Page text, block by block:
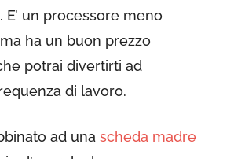
. E’ un processore meno
ha un buon prezzo
potrai divertirti ad
di lavoro.
ad unascheda madre